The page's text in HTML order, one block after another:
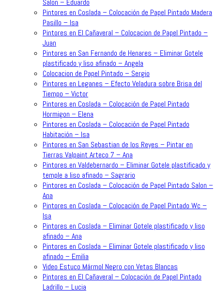
Salon – Eduardo
Pintores en Coslada – Colocación de Papel Pintado Madera
Pasillo – Isa
Pintores en El Cañaveral – Colocacion de Papel Pintado –
Juan
Pintores en San Fernando de Henares – Eliminar Gotele
plastificado y liso afinado – Angela
Colocacion de Papel Pintado – Sergio
Pintores en Leganes – Efecto Veladura sobre Brisa del
Tiempo – Victor
Pintores en Coslada – Colocación de Papel Pintado
Hormigon – Elena
Pintores en Coslada – Colocación de Papel Pintado
Habitación – Isa
Pintores en San Sebastian de los Reyes – Pintar en
Tierras Valpaint Arteco 7 – Ana
Pintores en Valdebernardo – Eliminar Gotele plastificado y
temple a liso afinado – Sagrario
Pintores en Coslada – Colocación de Papel Pintado Salon –
Ana
Pintores en Coslada – Colocación de Papel Pintado Wc –
Isa
Pintores en Coslada – Eliminar Gotele plastificado y liso
afinado – Ana
Pintores en Coslada – Eliminar Gotele plastificado y liso
afinado – Emilia
Video Estuco Mármol Negro con Vetas Blancas
Pintores en El Cañaveral – Colocación de Papel Pintado
Ladrillo – Lucia